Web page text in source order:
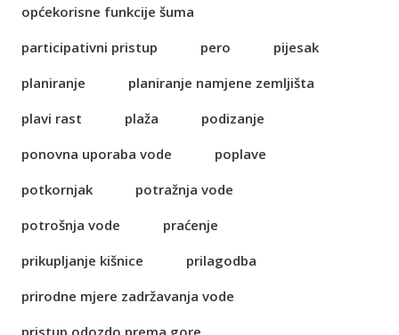
općekorisne funkcije šuma
participativni pristup
pero
pijesak
planiranje
planiranje namjene zemljišta
plavi rast
plaža
podizanje
ponovna uporaba vode
poplave
potkornjak
potražnja vode
potrošnja vode
praćenje
prikupljanje kišnice
prilagodba
prirodne mjere zadržavanja vode
pristup odozdo prema gore